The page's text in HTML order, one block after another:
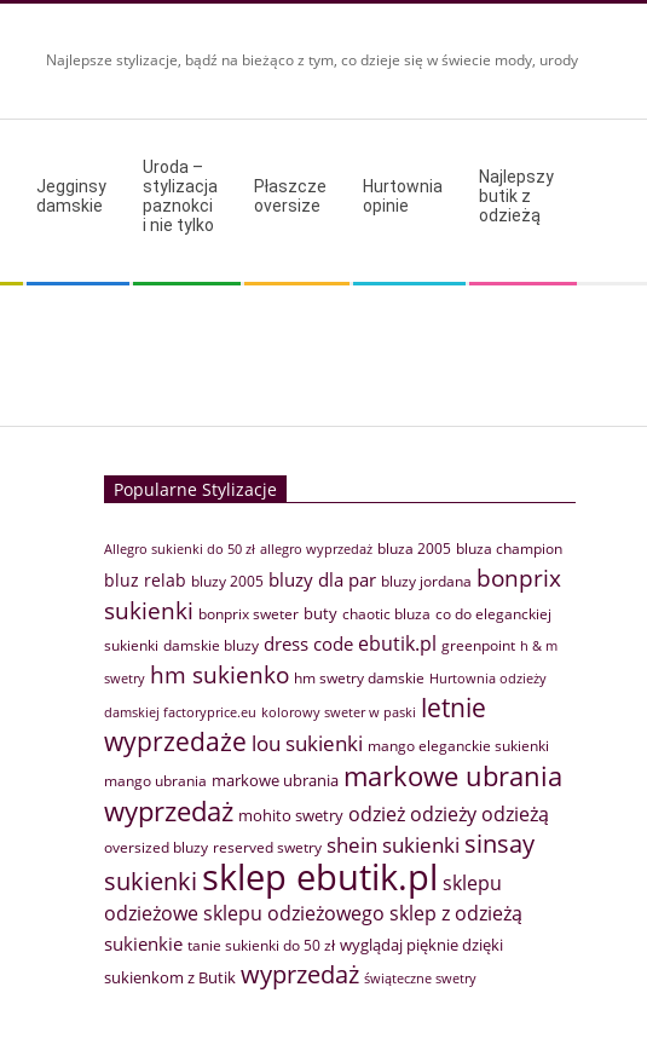
Najlepsze stylizacje, bądź na bieżąco z tym, co dzieje się w świecie mody, urody
Jegginsy
damskie
Uroda –
stylizacja
paznokci
i nie tylko
Płaszcze
oversize
Hurtownia
opinie
Najlepszy
butik z
odzieżą
Popularne Stylizacje
Allegro sukienki do 50 zł allegro wyprzedaż bluza 2005 bluza champion
bluz relab bluzy 2005 bluzy dla par bluzy jordana bonprix
sukienki bonprix sweter buty chaotic bluza co do eleganckiej
sukienki damskie bluzy dress code ebutik.pl greenpoint h & m
swetry hm sukienko hm swetry damskie Hurtownia odzieży
damskiej factoryprice.eu kolorowy sweter w paski letnie
wyprzedaże lou sukienki mango eleganckie sukienki
mango ubrania markowe ubrania markowe ubrania
wyprzedaż mohito swetry odzież odzieży odzieżą
oversized bluzy reserved swetry shein sukienki sinsay
sukienki sklep ebutik.pl sklepu
odzieżowesklepu odzieżowego sklep z odzieżą
sukienkie tanie sukienki do 50 zł wyglądaj pięknie dzięki
sukienkom z Butik wyprzedaż świąteczne swetry